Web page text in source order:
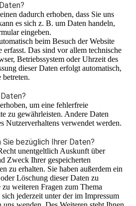
dadurch erhoben, dass Sie uns
es sich z. B. um Daten handeln,
eingeben.
beim Besuch der Website
erfasst. Das sind vor allem technische
Betriebssystem oder Uhrzeit des
dieser Daten erfolgt automatisch,
betreten.
um eine fehlerfreie
zu gewährleisten. Andere Daten
Nutzerverhaltens verwendet werden.
bezüglich Ihrer Daten?
unentgeltlich Auskunft über
Zweck Ihrer gespeicherten
zu erhalten. Sie haben außerdem ein
Löschung dieser Daten zu
weiteren Fragen zum Thema
jederzeit unter der im Impressum